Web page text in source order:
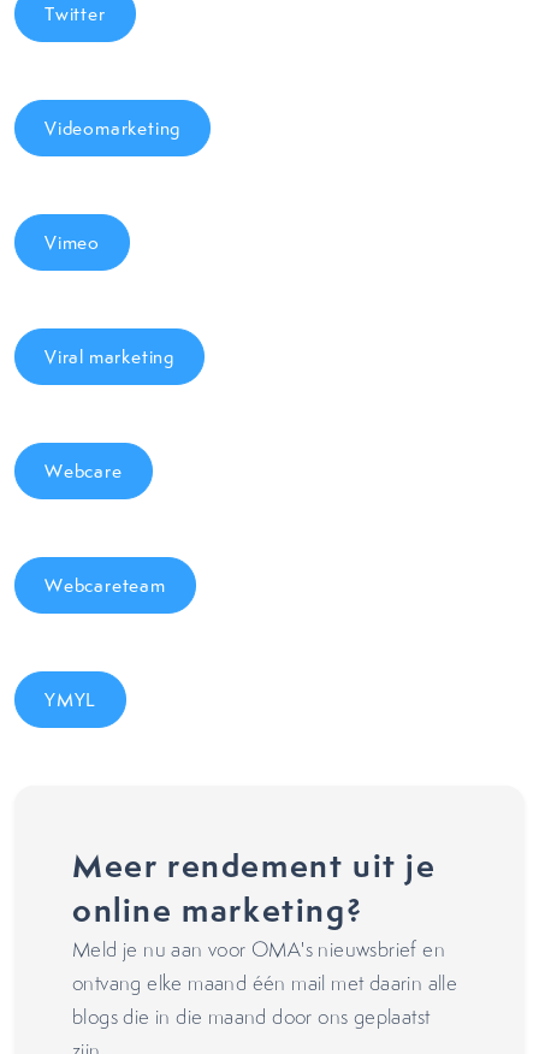
Twitter
Videomarketing
Vimeo
Viral marketing
Webcare
Webcareteam
YMYL
Meer rendement uit je
online marketing?
Meld je nu aan voor OMA's nieuwsbrief en
ontvang elke maand één mail met daarin alle
blogs die in die maand door ons geplaatst